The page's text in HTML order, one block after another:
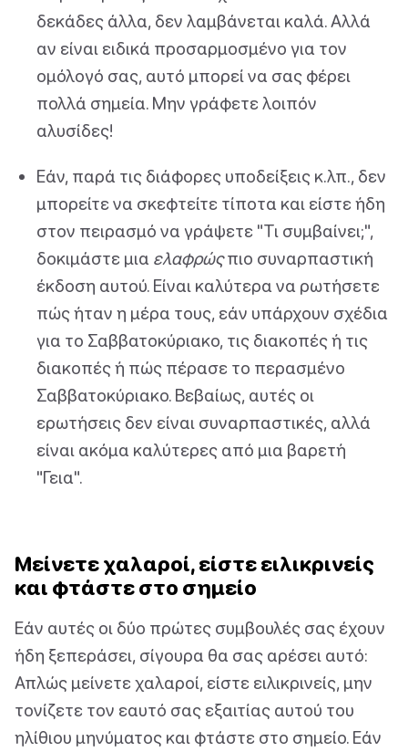
δεκάδες άλλα, δεν λαμβάνεται καλά. Αλλά
αν είναι ειδικά προσαρμοσμένο για τον
ομόλογό σας, αυτό μπορεί να σας φέρει
πολλά σημεία. Μην γράφετε λοιπόν
αλυσίδες!
Εάν, παρά τις διάφορες υποδείξεις κ.λπ., δεν
μπορείτε να σκεφτείτε τίποτα και είστε ήδη
στον πειρασμό να γράψετε "Τι συμβαίνει;",
δοκιμάστε μια ελαφρώςπιο συναρπαστική
έκδοση αυτού. Είναι καλύτερα να ρωτήσετε
πώς ήταν η μέρα τους, εάν υπάρχουν σχέδια
για το Σαββατοκύριακο, τις διακοπές ή τις
διακοπές ή πώς πέρασε το περασμένο
Σαββατοκύριακο. Βεβαίως, αυτές οι
ερωτήσεις δεν είναι συναρπαστικές, αλλά
είναι ακόμα καλύτερες από μια βαρετή
"Γεια".
Μείνετε χαλαροί, είστε ειλικρινείς
και φτάστε στο σημείο
Εάν αυτές οι δύο πρώτες συμβουλές σας έχουν
ήδη ξεπεράσει, σίγουρα θα σας αρέσει αυτό:
Απλώς μείνετε χαλαροί, είστε ειλικρινείς, μην
τονίζετε τον εαυτό σας εξαιτίας αυτού του
ηλίθιου μηνύματος και φτάστε στο σημείο. Εάν